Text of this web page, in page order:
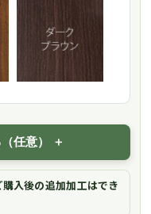
任意）
入後の追加加工はでき